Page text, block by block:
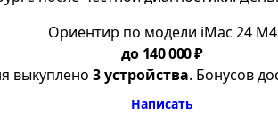
Ориентир по модели iMac 24 M4
до 140 000 ₽
выкуплено 3 устройства. Бонусов
Написать